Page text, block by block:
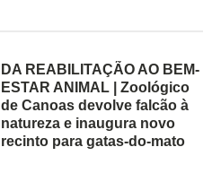
DA REABILITAÇÃO AO BEM-
ESTAR ANIMAL | Zoológico
de Canoas devolve falcão à
natureza e inaugura novo
recinto para gatas-do-mato